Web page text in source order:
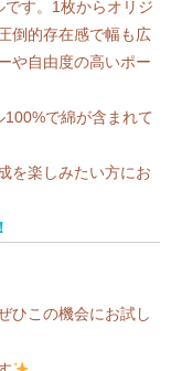
す。1枚からオリジ
倒的存在感で幅も広
や自由度の高いポー
で綿が含まれて
を楽しみたい方にお
ひこの機会にお試し